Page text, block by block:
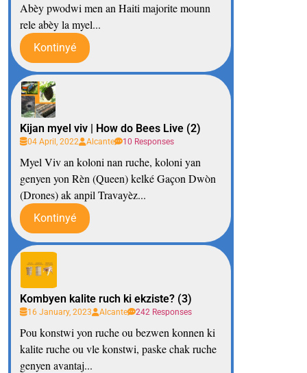
Abèy pwodwi men an Haiti majorite mounn
rele abèy la myel...
Kontinyé
Kijan myel viv | How do Bees Live (2)
04 April, 2022 Alcante 10 Responses
Myel Viv an koloni nan ruche, koloni yan
genyen yon Rèn (Queen) kelké Gaçon Dwòn
(Drones) ak anpil Travayèz...
Kontinyé
Kombyen kalite ruch ki ekziste? (3)
16 January, 2023 Alcante 242 Responses
Pou konstwi yon ruche ou bezwen konnen ki
kalite ruche ou vle konstwi, paske chak ruche
genyen avantaj...